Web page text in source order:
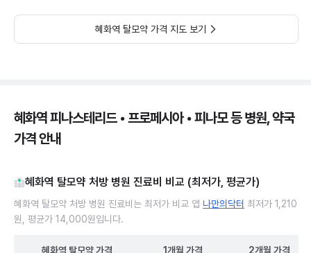
혜화역 탈모약 가격 지도 보기
혜화역 피나스테리드 • 프로페시아 • 피나모 등 병원, 약국
가격 안내
혜화역 탈모약 처방 병원 진료비 비교 (최저가, 평균가)
혜화역 탈모약 처방 병원 진료비는 최저가 비교 앱 나만의닥터 최저가 1,210
원, 평균가 14,000원입니다.
혜화역 탈모약가격 1개월 가격 2개월 가격